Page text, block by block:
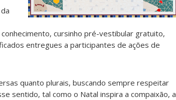
cursinho pré-vestibular gratuito,
entregues a participantes de ações de
quanto plurais, buscando sempre respeitar
sentido, tal como o Natal inspira a compaixão, a